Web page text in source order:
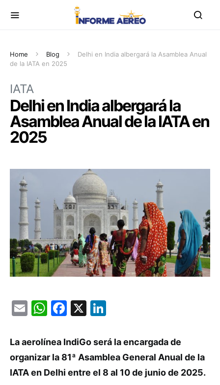
Home Blog
Delhi en India albergará la Asamblea Anual
de la IATA en 2025
IATA
Delhi en India albergará la
Asamblea Anual de la IATA en
2025
EmailWhatsApp
Facebook
X
La aerolínea IndiGo será la encargada de
organizar la 81ª Asamblea General Anual de la
IATA en Delhi entre el 8 al 10 de junio de 2025.